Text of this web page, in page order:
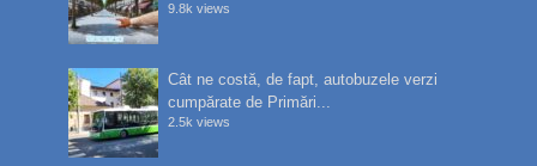
9.8k views
Cât ne costă, de fapt, autobuzele verzi
cumpărate de Primări...
2.5k views